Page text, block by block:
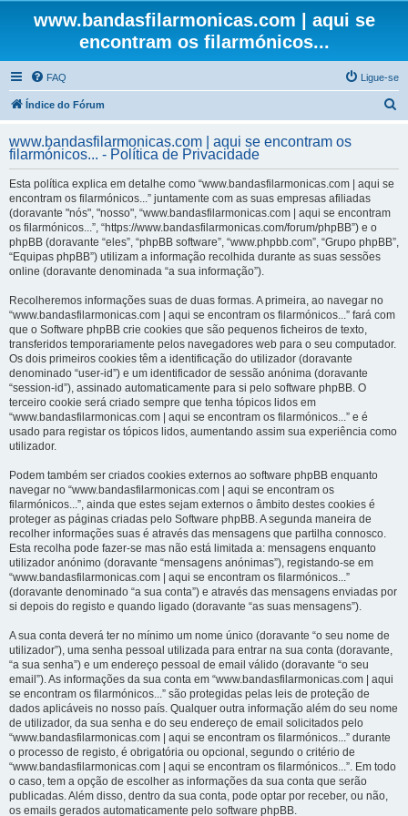
www.bandasfilarmonicas.com | aqui se
encontram os filarmónicos...
FAQ Ligue-se
Índice do Fórum
q
www.bandasfilarmonicas.com | aqui se encontram os
filarmónicos... - Política de Privacidade
Esta política explica em detalhe como “www.bandasfilarmonicas.com | aqui se
encontram os filarmónicos...” juntamente com as suas empresas afiliadas
(doravante "nós", "nosso", “www.bandasfilarmonicas.com | aqui se encontram
os filarmónicos...”, “https://www.bandasfilarmonicas.com/forum/phpBB”) e o
phpBB (doravante “eles”, “phpBB software”, “www.phpbb.com”, “Grupo phpBB”,
“Equipas phpBB”) utilizam a informação recolhida durante as suas sessões
online (doravante denominada “a sua informação”).
Recolheremos informações suas de duas formas. A primeira, ao navegar no
“www.bandasfilarmonicas.com | aqui se encontram os filarmónicos...” fará com
que o Software phpBB crie cookies que são pequenos ficheiros de texto,
transferidos temporariamente pelos navegadores web para o seu computador.
Os dois primeiros cookies têm a identificação do utilizador (doravante
denominado “user-id”) e um identificador de sessão anónima (doravante
“session-id”), assinado automaticamente para si pelo software phpBB. O
terceiro cookie será criado sempre que tenha tópicos lidos em
“www.bandasfilarmonicas.com | aqui se encontram os filarmónicos...” e é
usado para registar os tópicos lidos, aumentando assim sua experiência como
utilizador.
Podem também ser criados cookies externos ao software phpBB enquanto
navegar no “www.bandasfilarmonicas.com | aqui se encontram os
filarmónicos...”, ainda que estes sejam externos o âmbito destes cookies é
proteger as páginas criadas pelo Software phpBB. A segunda maneira de
recolher informações suas é através das mensagens que partilha connosco.
Esta recolha pode fazer-se mas não está limitada a: mensagens enquanto
utilizador anónimo (doravante “mensagens anónimas”), registando-se em
“www.bandasfilarmonicas.com | aqui se encontram os filarmónicos...”
(doravante denominado “a sua conta”) e através das mensagens enviadas por
si depois do registo e quando ligado (doravante “as suas mensagens”).
A sua conta deverá ter no mínimo um nome único (doravante “o seu nome de
utilizador”), uma senha pessoal utilizada para entrar na sua conta (doravante,
“a sua senha”) e um endereço pessoal de email válido (doravante “o seu
email”). As informações da sua conta em “www.bandasfilarmonicas.com | aqui
se encontram os filarmónicos...” são protegidas pelas leis de proteção de
dados aplicáveis no nosso país. Qualquer outra informação além do seu nome
de utilizador, da sua senha e do seu endereço de email solicitados pelo
“www.bandasfilarmonicas.com | aqui se encontram os filarmónicos...” durante
o processo de registo, é obrigatória ou opcional, segundo o critério de
“www.bandasfilarmonicas.com | aqui se encontram os filarmónicos...”. Em todo
o caso, tem a opção de escolher as informações da sua conta que serão
publicadas. Além disso, dentro da sua conta, pode optar por receber, ou não,
os emails gerados automaticamente pelo software phpBB.